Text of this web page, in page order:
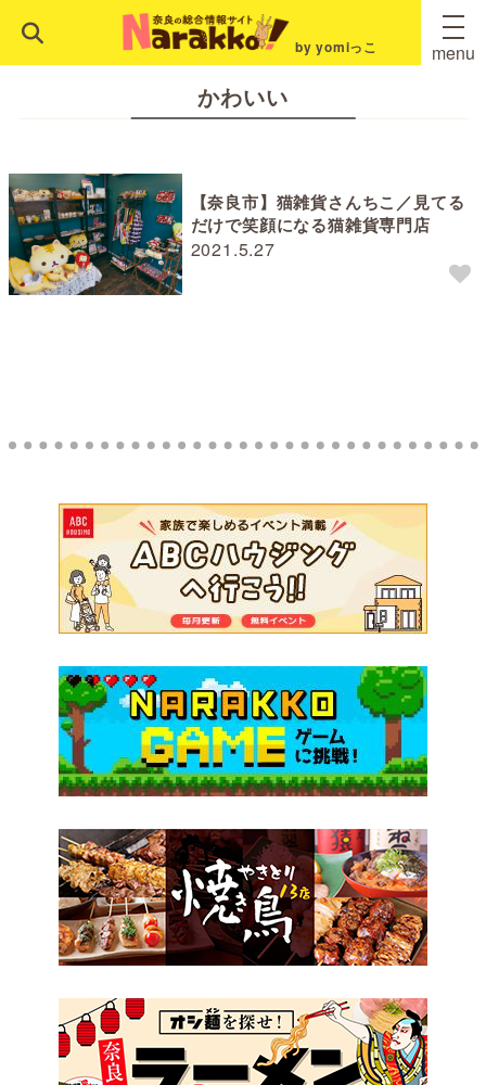
by yomiっこ menu
かわいい
2021.5.27
【奈良市】猫雑貨さんちこ／見てる
だけで笑顔になる猫雑貨専門店